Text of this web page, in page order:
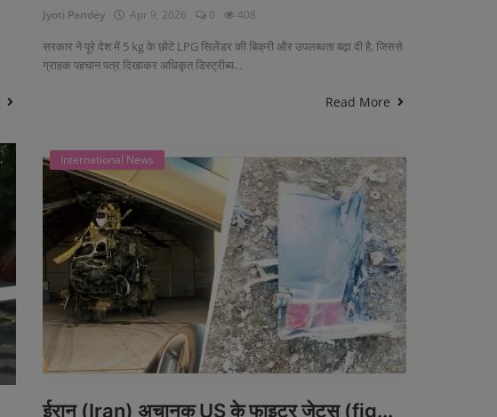
Jyoti Pandey Apr 9, 2026 0 408
सरकार ने पूरे देश में 5 kg के छोटे LPG सिलेंडर की बिक्री और उपलब्धता बढ़ा दी है, जिससे
ग्राहक पहचान पत्र दिखाकर अधिकृत डिस्ट्रीब्य...
Read More
International News
ईरान (Iran) अचानक US के फाइटर जेट्स (fig...